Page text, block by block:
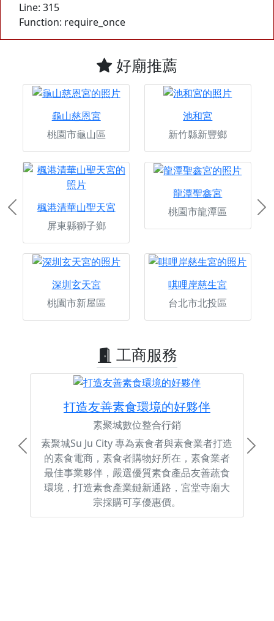
Line: 315
Function: require_once
好廟推薦
龜山慈恩宮
桃園市龜山區
池和宮
新竹縣新豐鄉
楓港清華山聖天宮
屏東縣獅子鄉
龍潭聖鑫宮
桃園市龍潭區
深圳玄天宮
桃園市新屋區
唭哩岸慈生宮
台北市北投區
Previous
工商服務
打造友善素食環境的好夥伴
素聚城數位整合行銷
素聚城Su Ju City 專為素食者與素食業者打造
的素食電商，素食者購物好所在，素食業者
最佳事業夥伴，嚴選優質素食產品友善蔬食
環境，打造素食產業鏈新通路，宮堂寺廟大
宗採購可享優惠價。
Previous Next